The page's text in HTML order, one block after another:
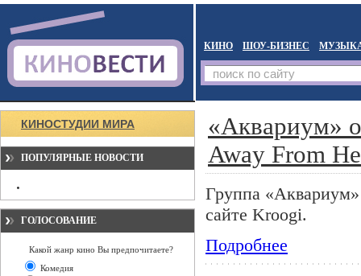
КИНО ШОУ-БИЗНЕС
КИНОСТУДИИ МИРА
ПОПУЛЯРНЫЕ НОВОСТИ
ГОЛОСОВАНИЕ
Какой жанр кино Вы предпочитаете?
Комедия
«Аквариум»
Away From
Группа
сайте Kroogi.
Подробнее